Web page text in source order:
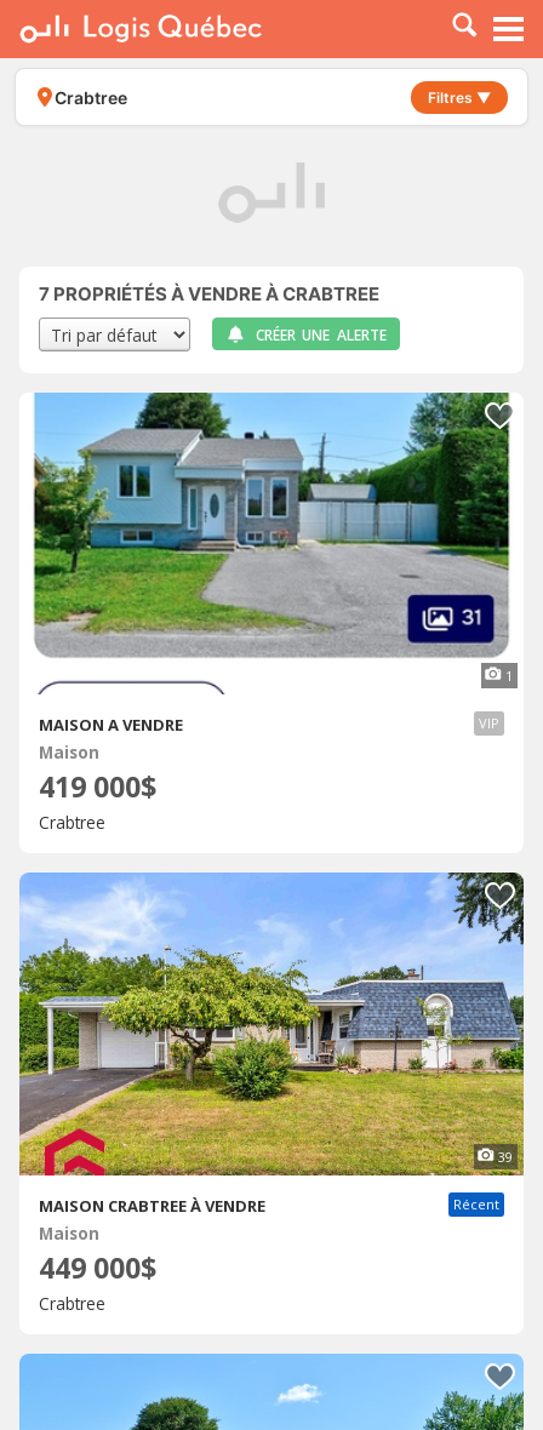
À LOUER
À VENDRE
PLACER UNE ANNONCE
Crabtree Filtres ▼
7 PROPRIÉTÉS À VENDRE À CRABTREE
CRÉER UNE ALERTE
1
MAISON A VENDRE VIP
Maison
419 000$
Crabtree
39
MAISON CRABTREE À VENDRE Récent
Maison
449 000$
Crabtree